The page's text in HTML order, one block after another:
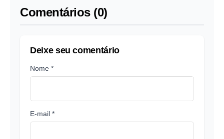
Comentários (0)
Deixe seu comentário
Nome *
E-mail *